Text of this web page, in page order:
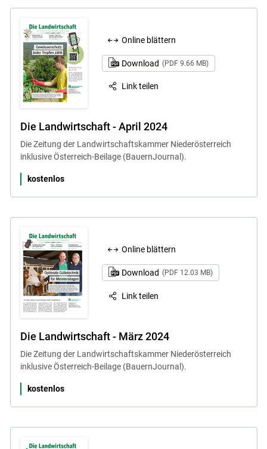
Online blättern
Download (PDF 9.66 MB)
Link teilen
Die Landwirtschaft - April 2024
Die Zeitung der Landwirtschaftskammer Niederösterreich
inklusive Österreich-Beilage (BauernJournal).
kostenlos
Online blättern
Download (PDF 12.03 MB)
Link teilen
Die Landwirtschaft - März 2024
Die Zeitung der Landwirtschaftskammer Niederösterreich
inklusive Österreich-Beilage (BauernJournal).
kostenlos